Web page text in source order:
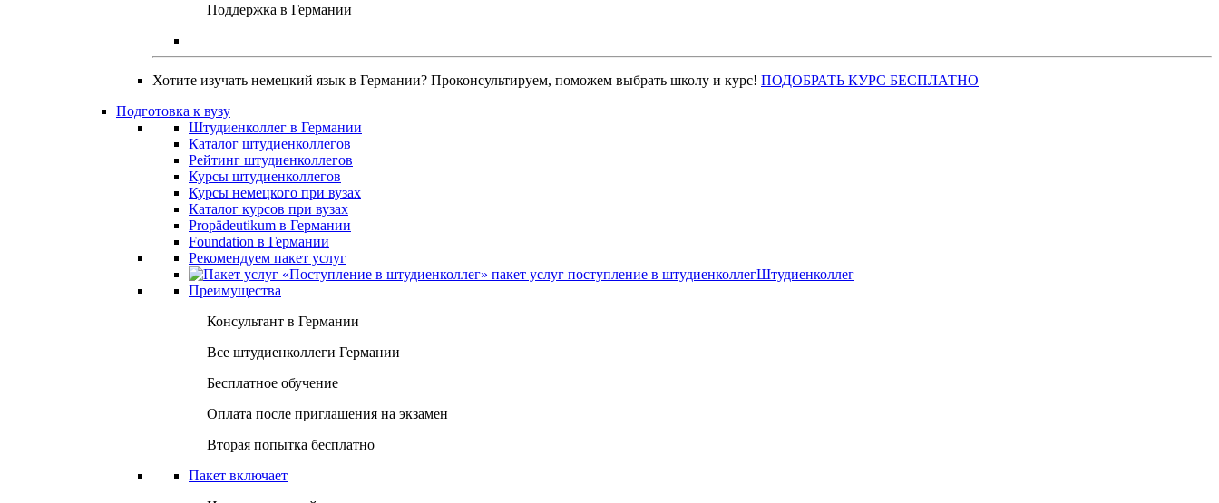
Поддержка в Германии
Хотите изучать немецкий язык в Германии? Проконсультируем, поможем выбрать школу и курс! ПОДОБРАТЬ КУРС БЕСПЛАТНО
Подготовка к вузу
Штудиенколлег в Германии
Каталог штудиенколлегов
Рейтинг штудиенколлегов
Курсы штудиенколлегов
Курсы немецкого при вузах
Каталог курсов при вузах
Propädeutikum в Германии
Foundation в Германии
Рекомендуем пакет услуг
Штудиенколлег
Преимущества
Консультант в Германии
Все штудиенколлеги Германии
Бесплатное обучение
Оплата после приглашения на экзамен
Вторая попытка бесплатно
Пакет включает